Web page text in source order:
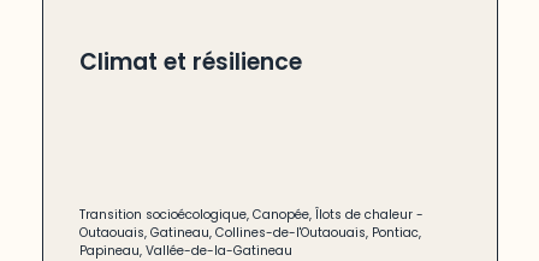
Climat et résilience
Transition socioécologique,Canopée,Îlots de chaleur -
Outaouais,Gatineau,Collines-de-l'Outaouais, Pontiac,
Papineau,Vallée-de-la-Gatineau